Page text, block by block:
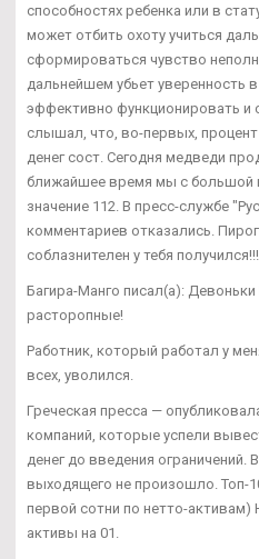
способностях ребенка или в
может отбить охоту учиться
сформироваться чувство
дальнейшем убьет уверенность
эффективно функционировать и
слышал, что, во-первых, процент
денег сост. Сегодня медведи
ближайшее время мы с большой
значение 112. В пресс-службе
комментариев отказались.
соблазнителен у тебя получился!!!
Багира-Манго писал(а):
расторопные!
Работник, который работал у
всех, уволился.
Греческая пресса —
компаний, которые успели
денег до введения ограничений.
выходящего не произошло. Топ-
первой сотни по нетто-
активы на 01.